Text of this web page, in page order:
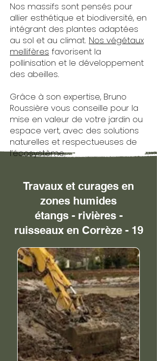
Nos massifs sont pensés pour
allier esthétique et biodiversité, en
intégrant des plantes adaptées
au sol et au climat. Nos végétaux
mellifères favorisent la
pollinisation et le développement
des abeilles.
​Grâce à son expertise, Bruno
Roussière vous conseille pour la
mise en valeur de votre jardin ou
espace vert, avec des solutions
naturelles et respectueuses de
l’écosystème.
Travaux et curages en
zones humides
étangs - rivières -
ruisseaux en Corrèze - 19